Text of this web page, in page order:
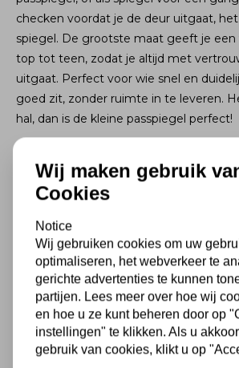
checken voordat je de deur uitgaat,
spiegel. De grootste maat geeft je een
top tot teen, zodat je altijd met
uitgaat. Perfect voor wie snel en
goed zit, zonder ruimte in te leveren.
hal, dan is de kleine passpiegel perfect!
Specificaties
Kleur
Formaat
Lijstdiepte
Materialen
Wij maken gebruik
Cookies
Notice
Wij gebruiken cookies om uw
optimaliseren, het webverkeer te
gerichte advertenties te kunnen
partijen. Lees meer over hoe wij
en hoe u ze kunt beheren door op
instellingen" te klikken. Als u
gebruik van cookies, klikt u op